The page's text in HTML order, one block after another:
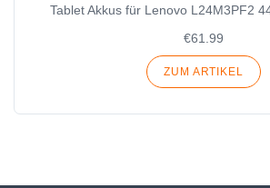
Tablet Akkus für Lenovo L24M3PF2
€61.99
ZUM ARTIKEL